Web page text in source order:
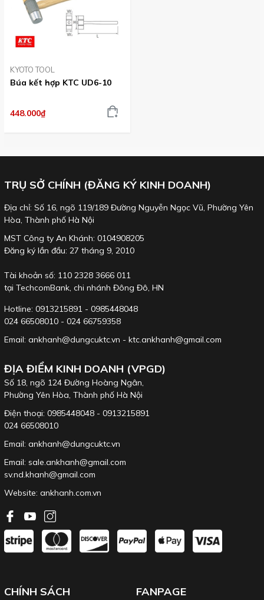
KYOTO TOOL
Búa kết hợp KTC UD6-10
448.000₫
TRỤ SỞ CHÍNH (ĐĂNG KÝ KINH DOANH)
Địa chỉ: Số 16, ngõ 119/189 Đường Nguyễn Ngọc Vũ, Phường Yên
Hòa, Thành phố Hà Nội
MST Công ty An Khánh: 0104908205
Đăng ký lần đầu: 27 tháng 9, 2010
Tài khoản số: 110 2328 3666 011
tại TechcomBank, chi nhánh Đông Đô, HN
Hotline: 0913215891 - 0985448048
024 66508010 - 024 66759358
Email: ankhanh@dungcuktc.vn - ktc.ankhanh@gmail.com
ĐỊA ĐIỂM KINH DOANH (VPGD)
Số 18, ngõ 124 Đường Hoàng Ngân,
Phường Yên Hòa, Thành phố Hà Nội
Điện thoại: 0985448048 - 0913215891
024 66508010
Email: ankhanh@dungcuktc.vn
Email: sale.ankhanh@gmail.com
sv.nd.khanh@gmail.com
Website: ankhanh.com.vn
CHÍNH SÁCH FANPAGE